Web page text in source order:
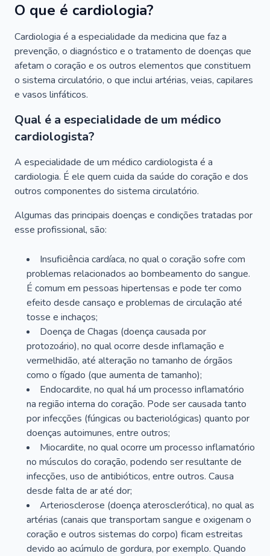
O que é cardiologia?
Cardiologia é a especialidade da medicina que faz a
prevenção, o diagnóstico e o tratamento de doenças que
afetam o coração e os outros elementos que constituem
o sistema circulatório, o que inclui artérias, veias, capilares
e vasos linfáticos.
Qual é a especialidade de um médico
cardiologista?
A especialidade de um médico cardiologista é a
cardiologia. É ele quem cuida da saúde do coração e dos
outros componentes do sistema circulatório.
Algumas das principais doenças e condições tratadas por
esse profissional, são:
Insuficiência cardíaca, no qual o coração sofre com
problemas relacionados ao bombeamento do sangue.
É comum em pessoas hipertensas e pode ter como
efeito desde cansaço e problemas de circulação até
tosse e inchaços;
Doença de Chagas (doença causada por
protozoário), no qual ocorre desde inflamação e
vermelhidão, até alteração no tamanho de órgãos
como o fígado (que aumenta de tamanho);
Endocardite, no qual há um processo inflamatório
na região interna do coração. Pode ser causada tanto
por infecções (fúngicas ou bacteriológicas) quanto por
doenças autoimunes, entre outros;
Miocardite, no qual ocorre um processo inflamatório
no músculos do coração, podendo ser resultante de
infecções, uso de antibióticos, entre outros. Causa
desde falta de ar até dor;
Arteriosclerose (doença aterosclerótica), no qual as
artérias (canais que transportam sangue e oxigenam o
coração e outros sistemas do corpo) ficam estreitas
devido ao acúmulo de gordura, por exemplo. Quando